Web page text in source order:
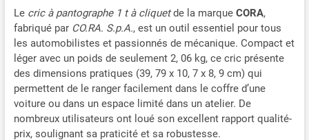
Le cric à pantographe 1 t à cliquetde la marque CORA,
fabriqué par CO.RA. S.p.A., est un outil essentiel pour tous
les automobilistes et passionnés de mécanique. Compact et
léger avec un poids de seulement 2, 06 kg, ce cric présente
des dimensions pratiques (39, 79 x 10, 7 x 8, 9 cm) qui
permettent de le ranger facilement dans le coffre d’une
voiture ou dans un espace limité dans un atelier. De
nombreux utilisateurs ont loué son excellent rapport qualité-
prix, soulignant sa praticité et sa robustesse.